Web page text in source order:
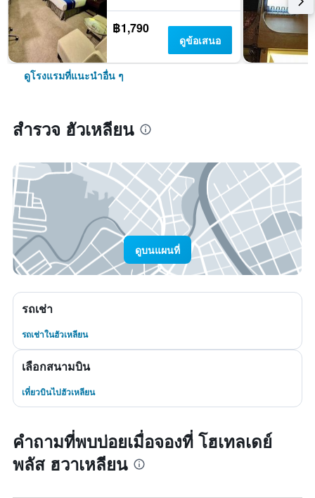
฿1,790
ดูข้อเสนอ
ดูโรงแรมที่แนะนำอื่น ๆ
สำรวจ ฮัวเหลียน
ดูบนแผนที่
รถเช่า
รถเช่าในฮัวเหลียน
เลือกสนามบิน
เที่ยวบินไปฮัวเหลียน
คำถามที่พบบ่อยเมื่อจองที่ โฮเทลเดย์
พลัส ฮวาเหลียน